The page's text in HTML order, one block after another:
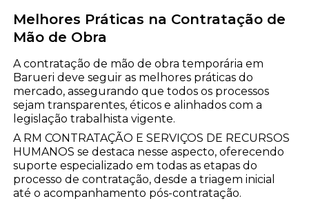
Melhores Práticas na Contratação de
Mão de Obra
A contratação de mão de obra temporária em
Barueri deve seguir as melhores práticas do
mercado, assegurando que todos os processos
sejam transparentes, éticos e alinhados com a
legislação trabalhista vigente.
A RM CONTRATAÇÃO E SERVIÇOS DE RECURSOS
HUMANOS se destaca nesse aspecto, oferecendo
suporte especializado em todas as etapas do
processo de contratação, desde a triagem inicial
até o acompanhamento pós-contratação.